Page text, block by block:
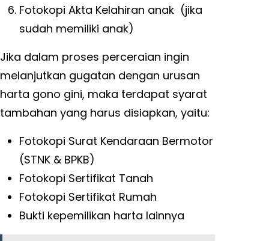
Fotokopi Akta Kelahiran anak (jika
sudah memiliki anak)
Jika dalam proses perceraian ingin
melanjutkan gugatan dengan urusan
harta gono gini, maka terdapat syarat
tambahan yang harus disiapkan, yaitu:
Fotokopi Surat Kendaraan Bermotor
(STNK & BPKB)
Fotokopi Sertifikat Tanah
Fotokopi Sertifikat Rumah
Bukti kepemilikan harta lainnya